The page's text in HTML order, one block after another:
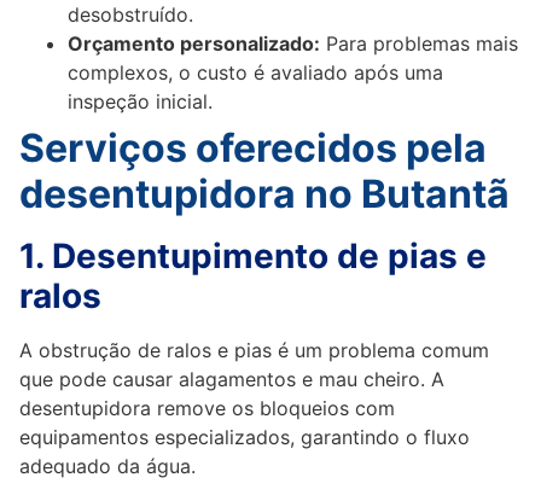
desobstruído.
Orçamento personalizado: Para problemas mais
complexos, o custo é avaliado após uma
inspeção inicial.
Serviços oferecidos pela
desentupidora no Butantã
1. Desentupimento de pias e
ralos
A obstrução de ralos e pias é um problema comum
que pode causar alagamentos e mau cheiro. A
desentupidora remove os bloqueios com
equipamentos especializados, garantindo o fluxo
adequado da água.